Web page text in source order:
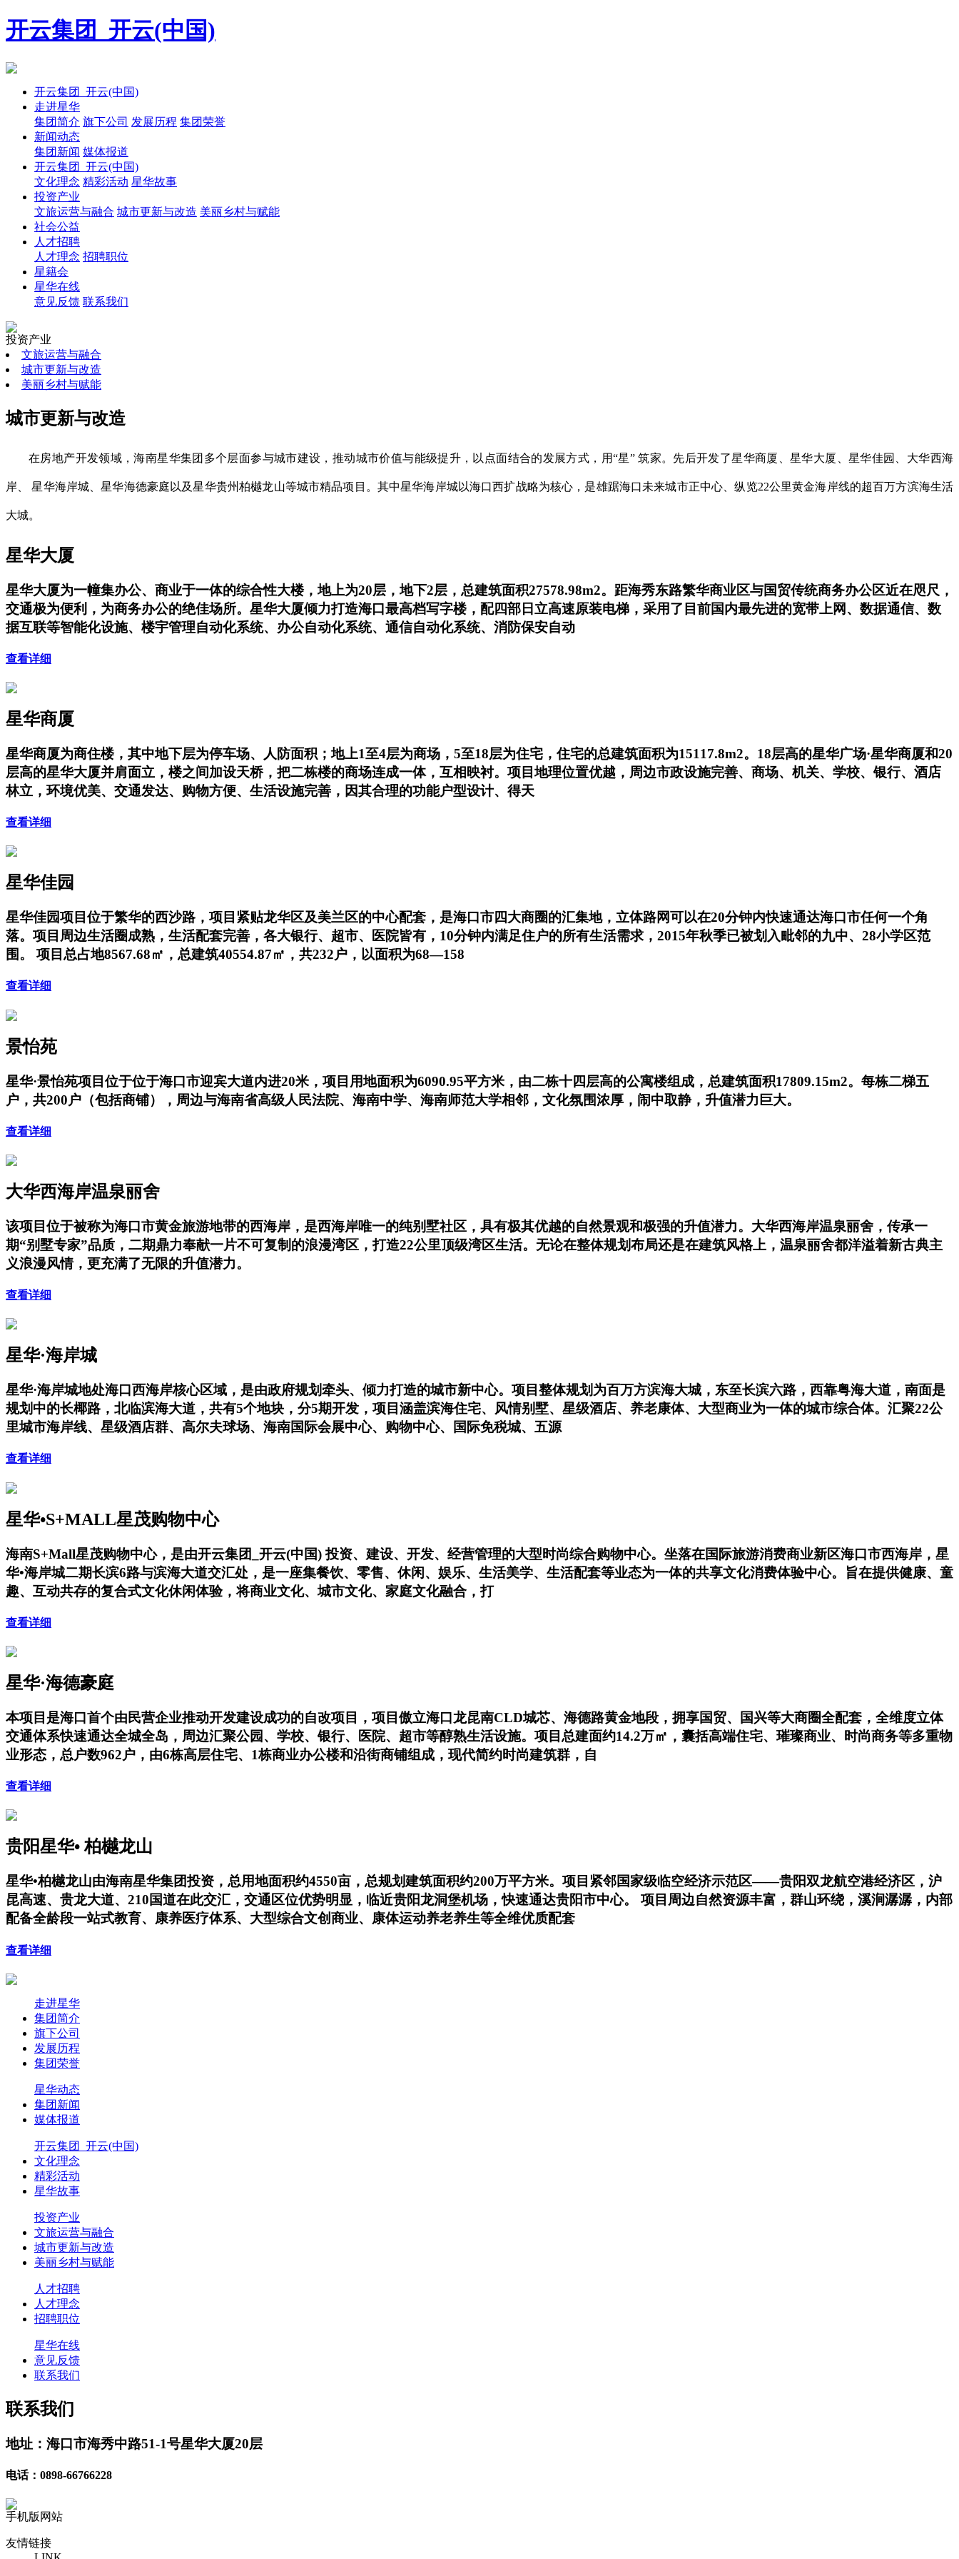
开云集团_开云(中国)
开云集团_开云(中国)
走进星华
集团简介 旗下公司 发展历程 集团荣誉
新闻动态
集团新闻 媒体报道
开云集团_开云(中国)
文化理念 精彩活动 星华故事
投资产业
文旅运营与融合 城市更新与改造 美丽乡村与赋能
社会公益
人才招聘
人才理念 招聘职位
星籍会
星华在线
意见反馈 联系我们
投资产业
文旅运营与融合
城市更新与改造
美丽乡村与赋能
城市更新与改造
在房地产开发领域，海南星华集团多个层面参与城市建设，推动城市价值与能级提升，以点面结合的发展方式，用“星” 筑家。先后开发了星华商厦、星华大厦、星华佳园、大华西海
岸、 星华海岸城、星华海德豪庭以及星华贵州柏樾龙山等城市精品项目。其中星华海岸城以海口西扩战略为核心，是雄踞海口未来城市正中心、纵览22公里黄金海岸线的超百万方滨海生活
大城。
星华大厦
星华大厦为一幢集办公、商业于一体的综合性大楼，地上为20层，地下2层，总建筑面积27578.98m2。距海秀东路繁华商业区与国贸传统商务办公区近在咫尺，
交通极为便利，为商务办公的绝佳场所。星华大厦倾力打造海口最高档写字楼，配四部日立高速原装电梯，采用了目前国内最先进的宽带上网、数据通信、数
据互联等智能化设施、楼宇管理自动化系统、办公自动化系统、通信自动化系统、消防保安自动
查看详细
星华商厦
星华商厦为商住楼，其中地下层为停车场、人防面积；地上1至4层为商场，5至18层为住宅，住宅的总建筑面积为15117.8m2。18层高的星华广场·星华商厦和20
层高的星华大厦并肩面立，楼之间加设天桥，把二栋楼的商场连成一体，互相映衬。项目地理位置优越，周边市政设施完善、商场、机关、学校、银行、酒店
林立，环境优美、交通发达、购物方便、生活设施完善，因其合理的功能户型设计、得天
查看详细
星华佳园
星华佳园项目位于繁华的西沙路，项目紧贴龙华区及美兰区的中心配套，是海口市四大商圈的汇集地，立体路网可以在20分钟内快速通达海口市任何一个角
落。项目周边生活圈成熟，生活配套完善，各大银行、超市、医院皆有，10分钟内满足住户的所有生活需求，2015年秋季已被划入毗邻的九中、28小学区范
围。 项目总占地8567.68㎡，总建筑40554.87㎡，共232户，以面积为68—158
查看详细
景怡苑
星华·景怡苑项目位于位于海口市迎宾大道内进20米，项目用地面积为6090.95平方米，由二栋十四层高的公寓楼组成，总建筑面积17809.15m2。每栋二梯五
户，共200户（包括商铺），周边与海南省高级人民法院、海南中学、海南师范大学相邻，文化氛围浓厚，闹中取静，升值潜力巨大。
查看详细
大华西海岸温泉丽舍
该项目位于被称为海口市黄金旅游地带的西海岸，是西海岸唯一的纯别墅社区，具有极其优越的自然景观和极强的升值潜力。大华西海岸温泉丽舍，传承一
期“别墅专家”品质，二期鼎力奉献一片不可复制的浪漫湾区，打造22公里顶级湾区生活。无论在整体规划布局还是在建筑风格上，温泉丽舍都洋溢着新古典主
义浪漫风情，更充满了无限的升值潜力。
查看详细
星华·海岸城
星华·海岸城地处海口西海岸核心区域，是由政府规划牵头、倾力打造的城市新中心。项目整体规划为百万方滨海大城，东至长滨六路，西靠粤海大道，南面是
规划中的长椰路，北临滨海大道，共有5个地块，分5期开发，项目涵盖滨海住宅、风情别墅、星级酒店、养老康体、大型商业为一体的城市综合体。汇聚22公
里城市海岸线、星级酒店群、高尔夫球场、海南国际会展中心、购物中心、国际免税城、五源
查看详细
星华•S+MALL星茂购物中心
海南S+Mall星茂购物中心，是由开云集团_开云(中国) 投资、建设、开发、经营管理的大型时尚综合购物中心。坐落在国际旅游消费商业新区海口市西海岸，星
华•海岸城二期长滨6路与滨海大道交汇处，是一座集餐饮、零售、休闲、娱乐、生活美学、生活配套等业态为一体的共享文化消费体验中心。旨在提供健康、童
趣、互动共存的复合式文化休闲体验，将商业文化、城市文化、家庭文化融合，打
查看详细
星华·海德豪庭
本项目是海口首个由民营企业推动开发建设成功的自改项目，项目傲立海口龙昆南CLD城芯、海德路黄金地段，拥享国贸、国兴等大商圈全配套，全维度立体
交通体系快速通达全城全岛，周边汇聚公园、学校、银行、医院、超市等醇熟生活设施。项目总建面约14.2万㎡，囊括高端住宅、璀璨商业、时尚商务等多重物
业形态，总户数962户，由6栋高层住宅、1栋商业办公楼和沿街商铺组成，现代简约时尚建筑群，自
查看详细
贵阳星华• 柏樾龙山
星华•柏樾龙山由海南星华集团投资，总用地面积约4550亩，总规划建筑面积约200万平方米。项目紧邻国家级临空经济示范区——贵阳双龙航空港经济区，沪
昆高速、贵龙大道、210国道在此交汇，交通区位优势明显，临近贵阳龙洞堡机场，快速通达贵阳市中心。 项目周边自然资源丰富，群山环绕，溪涧潺潺，内部
配备全龄段一站式教育、康养医疗体系、大型综合文创商业、康体运动养老养生等全维优质配套
查看详细
走进星华
集团简介
旗下公司
发展历程
集团荣誉
星华动态
集团新闻
媒体报道
开云集团_开云(中国)
文化理念
精彩活动
星华故事
投资产业
文旅运营与融合
城市更新与改造
美丽乡村与赋能
人才招聘
人才理念
招聘职位
星华在线
意见反馈
联系我们
联系我们
地址：海口市海秀中路51-1号星华大厦20层
电话：0898-66766228
手机版网站
友情链接